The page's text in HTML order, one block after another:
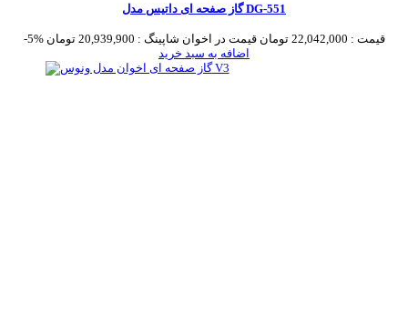
گاز صفحه ای داتیس مدل DG-551
-5% قیمت : 22,042,000 تومان قیمت در اخوان شاپینگ : 20,939,900 تومان
اضافه به سبد خرید